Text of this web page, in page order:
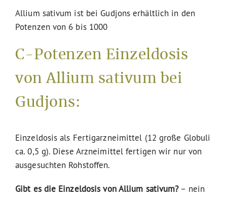
Allium sativum ist bei Gudjons erhältlich in den
Potenzen von 6 bis 1000
C-Potenzen Einzeldosis
von Allium sativum bei
Gudjons:
Einzeldosis als Fertigarzneimittel (12 große Globuli
ca. 0,5 g). Diese Arzneimittel fertigen wir nur von
ausgesuchten Rohstoffen.
Gibt es die Einzeldosis von Allium sativum?– nein